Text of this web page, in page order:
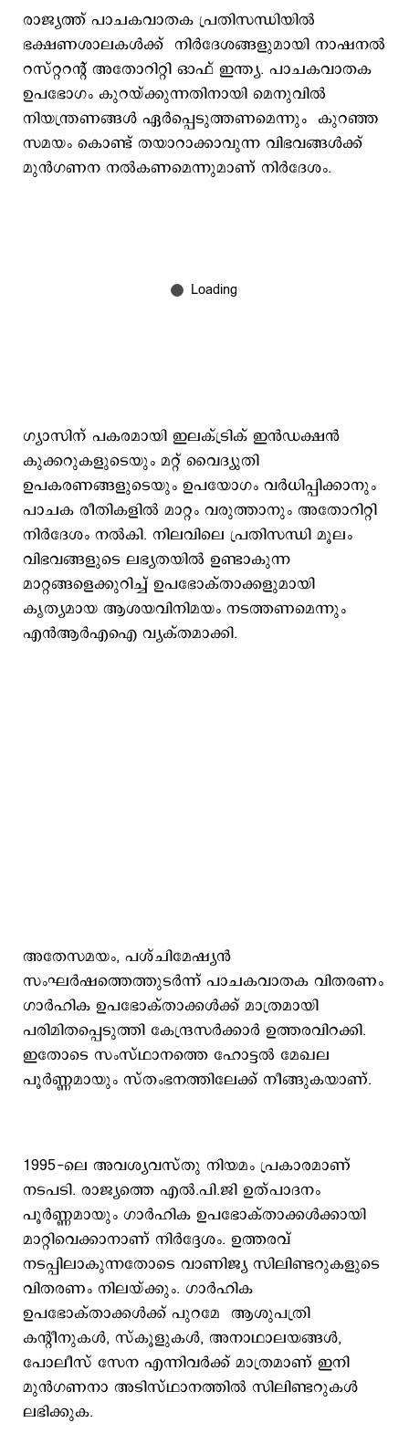
രാജ്യത്ത് പാചകവാതക പ്രതിസന്ധിയിൽ
ഭക്ഷണശാലകൾക്ക് നിർദേശങ്ങളുമായി നാഷനൽ
റസ്റ്ററന്റ് അതോറിറ്റി ഓഫ് ഇന്ത്യ. പാചകവാതക
ഉപഭോഗം കുറയ്ക്കുന്നതിനായി മെനുവിൽ
നിയന്ത്രണങ്ങൾ ഏർപ്പെടുത്തണമെന്നും കുറഞ്ഞ
സമയം കൊണ്ട് തയാറാക്കാവുന്ന വിഭവങ്ങൾക്ക്
മുൻഗണന നൽകണമെന്നുമാണ് നിർദേശം.
ഗ്യാസിന് പകരമായി ഇലക്ട്രിക് ഇൻഡക്ഷൻ
കുക്കറുകളുടെയും മറ്റ് വൈദ്യുതി
ഉപകരണങ്ങളുടെയും ഉപയോഗം വർധിപ്പിക്കാനും
പാചക രീതികളിൽ മാറ്റം വരുത്താനും അതോറിറ്റി
നിർദേശം നൽകി. നിലവിലെ പ്രതിസന്ധി മൂലം
വിഭവങ്ങളുടെ ലഭ്യതയിൽ ഉണ്ടാകുന്ന
മാറ്റങ്ങളെക്കുറിച്ച് ഉപഭോക്താക്കളുമായി
കൃത്യമായ ആശയവിനിമയം നടത്തണമെന്നും
എന്‍ആര്‍എഐ വ്യക്തമാക്കി.
അതേസമയം, പശ്ചിമേഷ്യൻ
സംഘർഷത്തെത്തുടർന്ന് പാചകവാതക വിതരണം
ഗാർഹിക ഉപഭോക്താക്കൾക്ക് മാത്രമായി
പരിമിതപ്പെടുത്തി കേന്ദ്രസർക്കാർ ഉത്തരവിറക്കി.
ഇതോടെ സംസ്ഥാനത്തെ ഹോട്ടൽ മേഖല
പൂർണ്ണമായും സ്തംഭനത്തിലേക്ക് നീങ്ങുകയാണ്.
1995-ലെ അവശ്യവസ്തു നിയമം പ്രകാരമാണ്
നടപടി. രാജ്യത്തെ എൽ.പി.ജി ഉത്പാദനം
പൂർണ്ണമായും ഗാർഹിക ഉപഭോക്താക്കൾക്കായി
മാറ്റിവെക്കാനാണ് നിർദ്ദേശം. ഉത്തരവ്
നടപ്പിലാകുന്നതോടെ വാണിജ്യ സിലിണ്ടറുകളുടെ
വിതരണം നിലയ്ക്കും. ഗാർഹിക
ഉപഭോക്താക്കൾക്ക് പുറമേ ആശുപത്രി
കന്റീനുകൾ, സ്കൂളുകൾ, അനാഥാലയങ്ങൾ,
പോലീസ് സേന എന്നിവർക്ക് മാത്രമാണ് ഇനി
മുൻഗണനാ അടിസ്ഥാനത്തിൽ സിലിണ്ടറുകൾ
ലഭിക്കുക.